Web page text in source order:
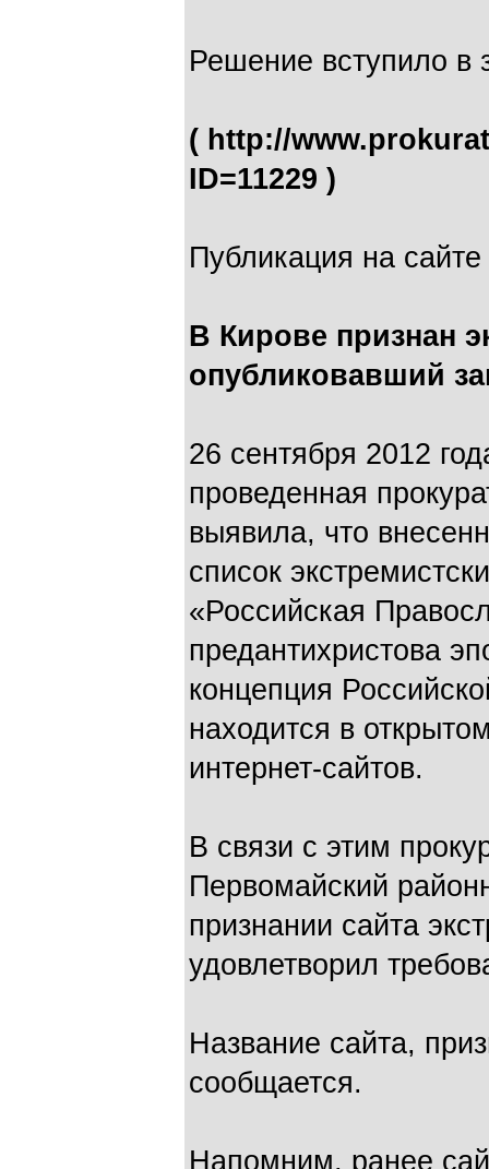
Решение вступило в
( http://
ID=11229 )
Публикация на
В Кирове признан
опубликовавший
26 сентября 2012
проведенная
выявила, что
список
«Российская
предантихристова
концепция
находится в
интернет-сайтов.
В связи с этим
Первомайский
признании сайта
удовлетворил
Название сайта,
сообщается.
Напомним, ранее